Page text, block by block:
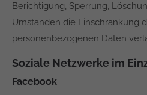
Berichtigung, Sperrung,
Umständen die Einschränkung
personenbezogenen Daten
Soziale Netzwerke im
Facebook